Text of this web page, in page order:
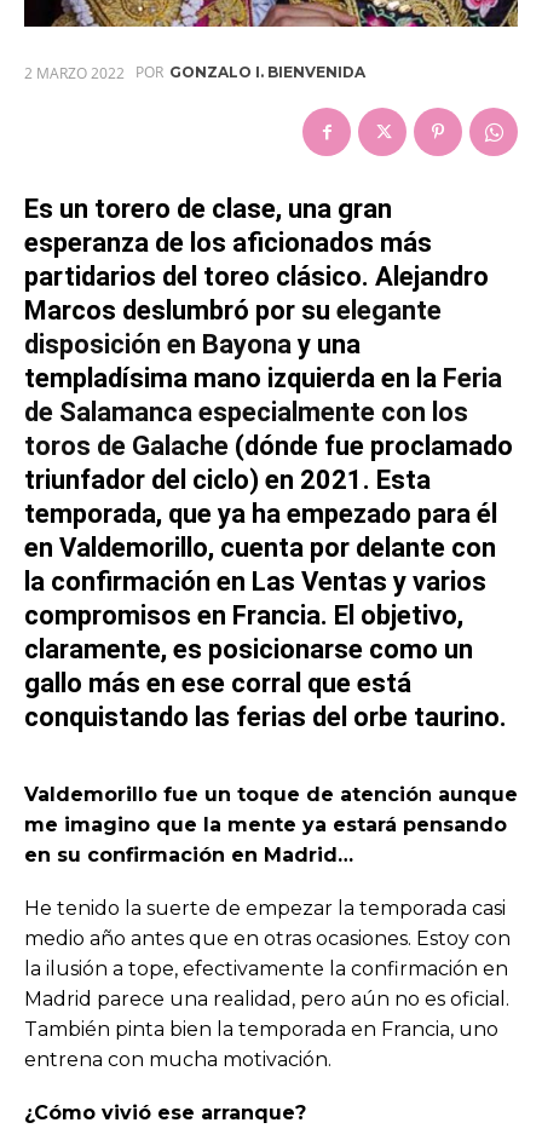
2 MARZO 2022 POR GONZALO I. BIENVENIDA
Es un torero de clase, una gran
esperanza de los aficionados más
partidarios del toreo clásico. Alejandro
Marcos deslumbró por su elegante
disposición en Bayona y una
templadísima mano izquierda en la Feria
de Salamanca especialmente con los
toros de Galache (dónde fue proclamado
triunfador del ciclo) en 2021. Esta
temporada, que ya ha empezado para él
en Valdemorillo, cuenta por delante con
la confirmación en Las Ventas y varios
compromisos en Francia. El objetivo,
claramente, es posicionarse como un
gallo más en ese corral que está
conquistando las ferias del orbe taurino.
Valdemorillo fue un toque de atención aunque
me imagino que la mente ya estará pensando
en su confirmación en Madrid…
He tenido la suerte de empezar la temporada casi
medio año antes que en otras ocasiones. Estoy con
la ilusión a tope, efectivamente la confirmación en
Madrid parece una realidad, pero aún no es oficial.
También pinta bien la temporada en Francia, uno
entrena con mucha motivación.
¿Cómo vivió ese arranque?